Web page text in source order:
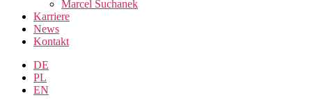
Marcel Suchanek
Karriere
News
Kontakt
DE
PL
EN